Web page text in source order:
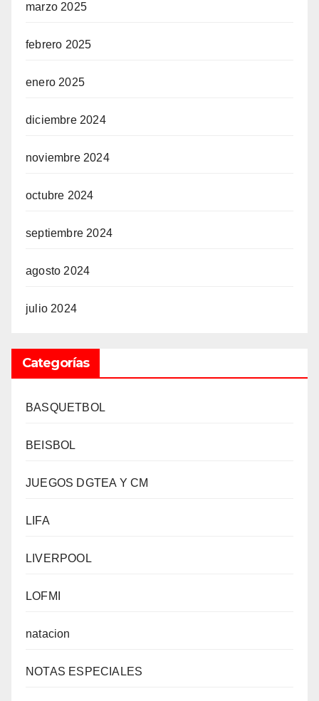
marzo 2025
febrero 2025
enero 2025
diciembre 2024
noviembre 2024
octubre 2024
septiembre 2024
agosto 2024
julio 2024
Categorías
BASQUETBOL
BEISBOL
JUEGOS DGTEA Y CM
LIFA
LIVERPOOL
LOFMI
natacion
NOTAS ESPECIALES